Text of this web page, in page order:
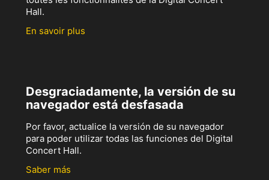
Hall.
En savoir plus
Desgraciadamente, la versión de su
navegador está desfasada
Por favor, actualice la versión de su navegador
para poder utilizar todas las funciones del Digital
Concert Hall.
Saber más